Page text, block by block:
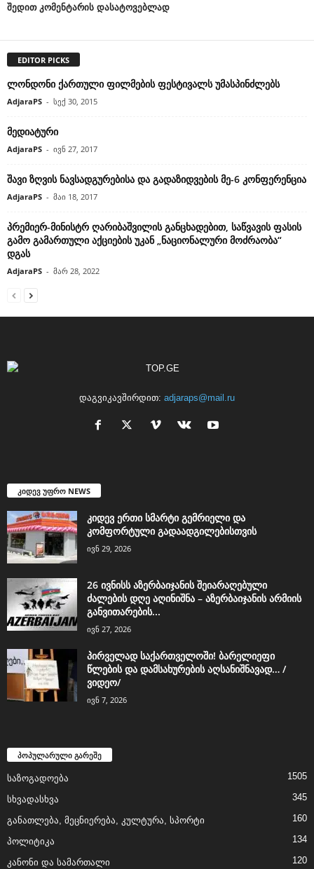
შედით კომენტარის დასატოვებლად
EDITOR PICKS
ლონდონი ქართული ფილმების ფესტივალს უმასპინძლებს
AdjaraPS - სექ 30, 2015
მედიატური
AdjaraPS - ივნ 27, 2017
შავი ზღვის ნავსადგურებისა და გადაზიდვების მე-6 კონფერენცია
AdjaraPS - მაი 18, 2017
პრემიერ-მინისტრ ღარიბაშვილის განცხადებით, საწვავის ფასის
გამო გამართული აქციების უკან „ნაციონალური მოძრაობა“
დგას
AdjaraPS - მარ 28, 2022
დაგვიკავშირდით: adjaraps@mail.ru
კიდევ უფრო NEWS
კიდევ ერთი სმარტი გემრიელი და
კომფორტული გადაადგილებისთვის
ივნ 29, 2026
26 ივნისს აზერბაიჯანის შეიარაღებული
ძალების დღე აღინიშნა – აზერბაიჯანის არმიის
განვითარების...
ივნ 27, 2026
პირველად საქართველოში! ბარელიეფი
წლების და დამსახურების აღსანიშნავად… /
ვიდეო/
ივნ 7, 2026
პოპულარული გარეშე
საზოგადოება 1505
სხვადასხვა 345
განათლება, მეცნიერება, კულტურა, სპორტი 160
პოლიტიკა 134
კანონი და სამართალი 120